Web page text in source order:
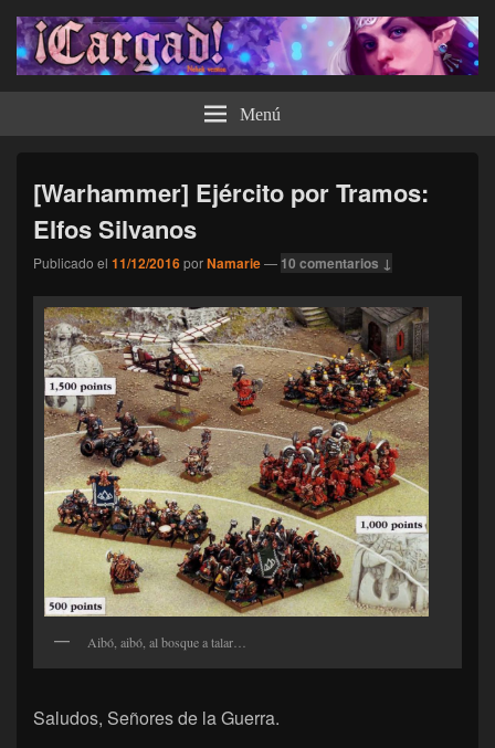
¡Cargad! Menú
[Warhammer] Ejército por Tramos:
Elfos Silvanos
Publicado el 11/12/2016porNamarie— 10 comentarios ↓
Aibó, aibó, al bosque a talar…
Saludos, Señores de la Guerra.